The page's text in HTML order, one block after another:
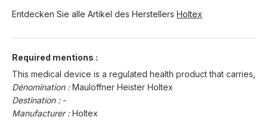
Entdecken Sie alle Artikel des Herstellers Holtex
Required mentions :
This medical device is a regulated health product that
Dénomination :Maulöffner Heister Holtex
Destination : -
Manufacturer :Holtex